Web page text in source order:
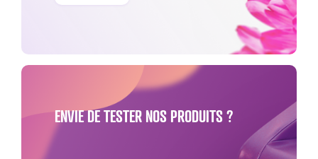
ENVIE DE TESTER NOS PRODUITS ?